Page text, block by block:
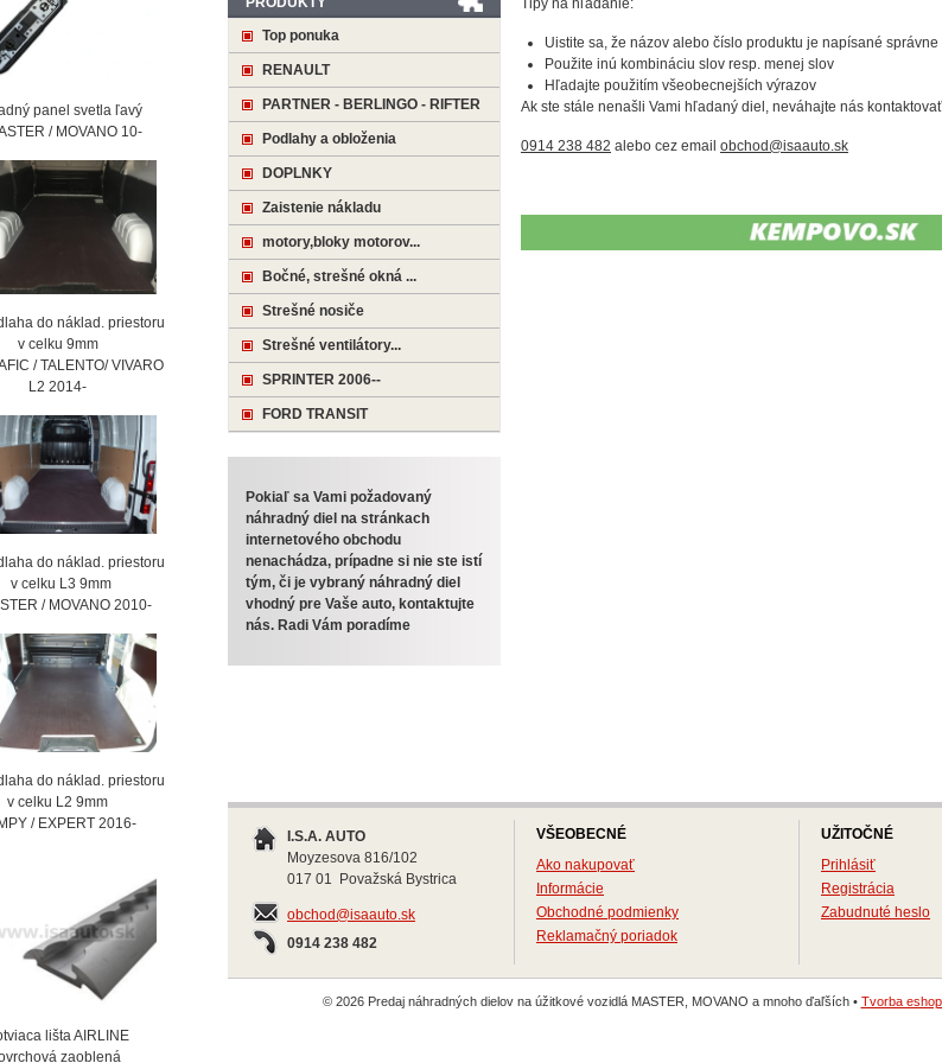
Tipy na hľadanie:
Uistite sa, že názov alebo číslo produktu je napísané správne
Použite inú kombináciu slov resp. menej slov
Hľadajte použitím všeobecnejších výrazov
Ak ste stále nenašli Vami hľadaný diel, neváhajte nás
0914 238 482 alebo cez email obchod@isaauto.sk
Top ponuka
RENAULT
PARTNER - BERLINGO - RIFTER
Podlahy a obloženia
DOPLNKY
Zaistenie nákladu
motory,bloky motorov...
Bočné, strešné okná ...
Strešné nosiče
Strešné ventilátory...
SPRINTER 2006--
FORD TRANSIT
Pokiaľ sa Vami požadovaný
náhradný diel na stránkach
internetového obchodu
nenachádza, prípadne si nie ste istí
tým, či je vybraný náhradný diel
vhodný pre Vaše auto, kontaktujte
nás. Radi Vám poradíme
I.S.A. AUTO
Moyzesova 816/102
017 01 Považská Bystrica
obchod@isaauto.sk
0914 238 482
VŠEOBECNÉ
Ako nakupovať
Informácie
Obchodné podmienky
Reklamačný poriadok
UŽITOČNÉ
Prihlásiť
Registrácia
Zabudnuté heslo
© 2026 Predaj náhradných dielov na úžitkové vozidlá MASTER, MOVANO a mnoho ďaľších • Tvorba
panel svetla ľavý
/ MOVANO 10-
do náklad. priestoru
9mm
/ TALENTO/ VIVARO
2014-
do náklad. priestoru
L3 9mm
/ MOVANO 2010-
do náklad. priestoru
L2 9mm
/ EXPERT 2016-
lišta AIRLINE
zaoblená